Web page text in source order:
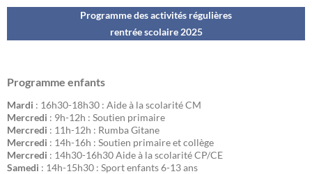
Programme des activités régulières
rentrée scolaire 2025
Programme enfants
Mardi : 16h30-18h30 : Aide à la scolarité CM
Mercredi : 9h-12h : Soutien primaire
Mercredi : 11h-12h : Rumba Gitane
Mercredi : 14h-16h : Soutien primaire et collège
Mercredi : 14h30-16h30 Aide à la scolarité CP/CE
Samedi : 14h-15h30 : Sport enfants 6-13 ans